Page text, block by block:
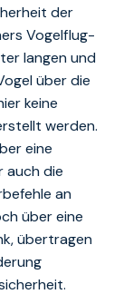
der
Vogelflug-
langen und
über die
keine
werden.
eine
auch die
an
über eine
übertragen